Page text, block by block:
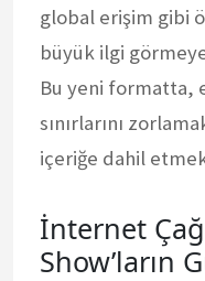
global erişim gibi
büyük ilgi
Bu yeni formatta,
sınırlarını
içeriğe dahil
İnternet
Show’ların